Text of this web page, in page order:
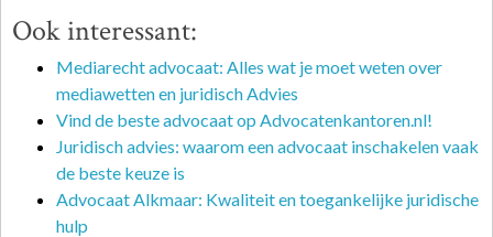
Ook interessant:
Mediarecht advocaat: Alles wat je moet weten over
mediawetten en juridisch Advies
Vind de beste advocaat op Advocatenkantoren.nl!
Juridisch advies: waarom een advocaat inschakelen vaak
de beste keuze is
Advocaat Alkmaar: Kwaliteit en toegankelijke juridische
hulp